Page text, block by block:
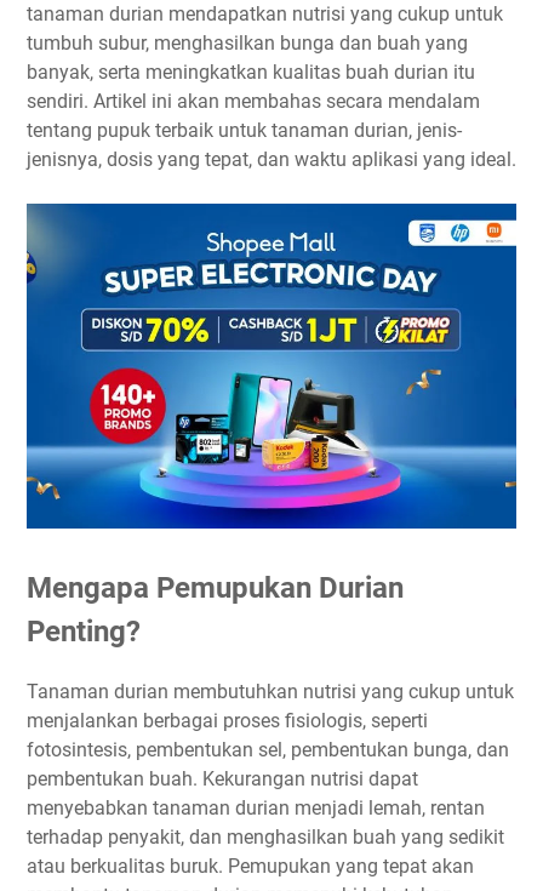
tanaman durian mendapatkan nutrisi yang cukup untuk
tumbuh subur, menghasilkan bunga dan buah yang
banyak, serta meningkatkan kualitas buah durian itu
sendiri. Artikel ini akan membahas secara mendalam
tentang pupuk terbaik untuk tanaman durian, jenis-
jenisnya, dosis yang tepat, dan waktu aplikasi yang ideal.
Mengapa Pemupukan Durian
Penting?
Tanaman durian membutuhkan nutrisi yang cukup untuk
menjalankan berbagai proses fisiologis, seperti
fotosintesis, pembentukan sel, pembentukan bunga, dan
pembentukan buah. Kekurangan nutrisi dapat
menyebabkan tanaman durian menjadi lemah, rentan
terhadap penyakit, dan menghasilkan buah yang sedikit
atau berkualitas buruk. Pemupukan yang tepat akan